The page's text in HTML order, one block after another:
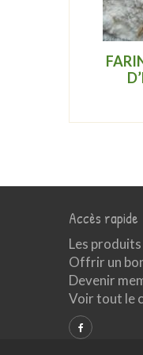
Accès rapide
Les
Offrir un
Devenir
Voir tout le